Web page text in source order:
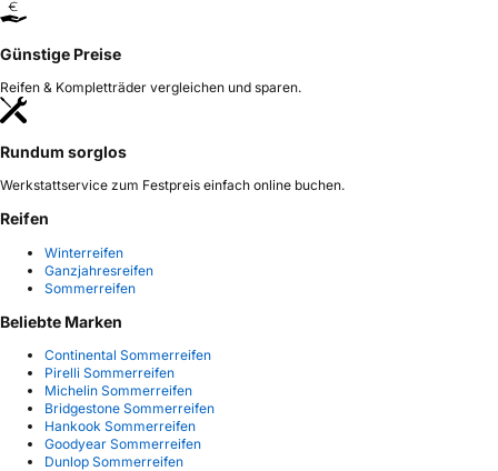
Günstige Preise
Reifen & Kompletträder vergleichen und sparen.
Rundum sorglos
Werkstattservice zum Festpreis einfach online buchen.
Reifen
Winterreifen
Ganzjahresreifen
Sommerreifen
Beliebte Marken
Continental Sommerreifen
Pirelli Sommerreifen
Michelin Sommerreifen
Bridgestone Sommerreifen
Hankook Sommerreifen
Goodyear Sommerreifen
Dunlop Sommerreifen